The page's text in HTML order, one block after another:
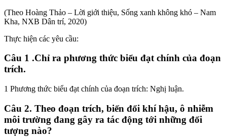
(Theo Hoàng Thảo – Lời giới thiệu, Sống xanh không khó – Nam
Kha, NXB Dân trí, 2020)
Thực hiện các yêu cầu:
Câu 1 .Chỉ ra phương thức biểu đạt chính của đoạn
trích.
1 Phương thức biểu đạt chính của đoạn trích: Nghị luận.
Câu 2. Theo đoạn trích, biến đổi khí hậu, ô nhiễm
môi trường đang gây ra tác động tới những đối
tượng nào?